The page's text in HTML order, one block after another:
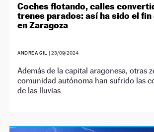
Coches flotando, calles
trenes parados: así ha sido el fin
en Zaragoza
ANDREA GIL | 23/09/2024
Además de la capital aragonesa, otras
comunidad autónoma han sufrido las
de las lluvias.